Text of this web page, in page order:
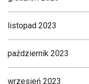
listopad 2023
październik 2023
wrzesień 2023